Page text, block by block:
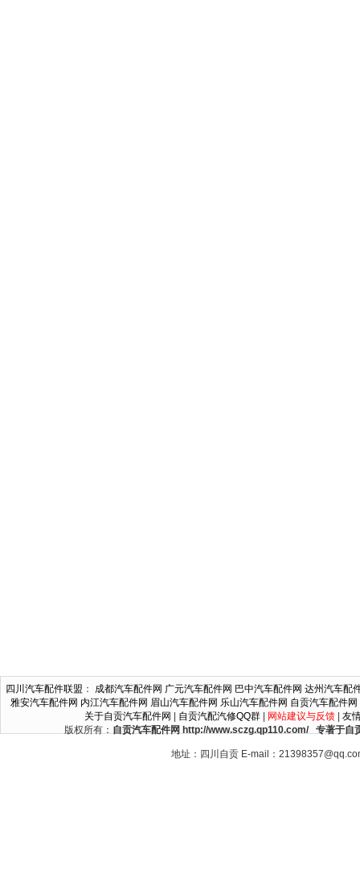
四川汽车配件联盟 ： 成都汽车配件网 广元汽车配件网 巴中汽车配件网 达州汽车配
雅安汽车配件网 内江汽车配件网 眉山汽车配件网 乐山汽车配件网 自贡汽车配件网
关于自贡汽车配件网
自贡汽配汽修QQ群| 网站建议与反馈| 友
版权所有： 自贡汽车配件网 http://www.sczg.qp110.com/ 专著于自
地址：四川自贡 E-mail：